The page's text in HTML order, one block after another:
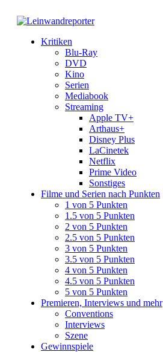
Kritiken
Blu-Ray
DVD
Kino
Serien
Mediabook
Streaming
Apple TV+
Arthaus+
Disney Plus
LaCinetek
Netflix
Prime Video
Sonstiges
Filme und Serien nach Punkten
1 von 5 Punkten
1.5 von 5 Punkten
2 von 5 Punkten
2.5 von 5 Punkten
3 von 5 Punkten
3.5 von 5 Punkten
4 von 5 Punkten
4.5 von 5 Punkten
5 von 5 Punkten
Premieren, Interviews und mehr
Conventions
Interviews
Szene
Gewinnspiele